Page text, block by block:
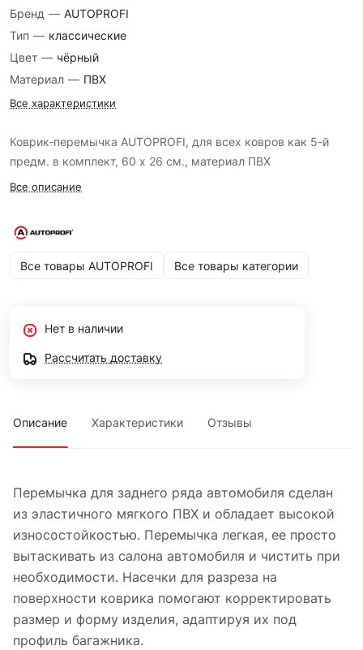
Бренд — AUTOPROFI
Тип — классические
Цвет — чёрный
Материал — ПВХ
Все характеристики
Коврик-перемычка AUTOPROFI, для всех ковров как 5-й
предм. в комплект, 60 х 26 см., материал ПВХ
Все описание
Все товары AUTOPROFI Все товары категории
Нет в наличии
Рассчитать доставку
Описание Характеристики Отзывы
Перемычка для заднего ряда автомобиля сделан
из эластичного мягкого ПВХ и обладает высокой
износостойкостью. Перемычка легкая, ее просто
вытаскивать из салона автомобиля и чистить при
необходимости. Насечки для разреза на
поверхности коврика помогают корректировать
размер и форму изделия, адаптируя их под
профиль багажника.